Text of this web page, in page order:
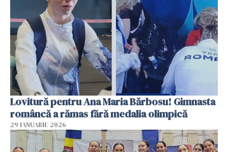
Lovitură pentru Ana Maria Bărbosu! Gimnasta
româncă a rămas fără medalia olimpică
29 IANUARIE 2026